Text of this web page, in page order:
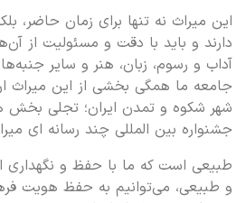
این میراث‌ نه تنها برای زمان حاضر،
دارند و باید با دقت و مسئولیت از
آداب و رسوم، زبان، هنر و سایر
جامعه ما همگی بخشی از این میراث
شهر شکوه و تمدن ایران؛ تجلی بخش
جشنواره بین المللی چند رسانه ای
طبیعی است که ما با حفظ و نگهداری
و طبیعی، می‌توانیم به حفظ هویت